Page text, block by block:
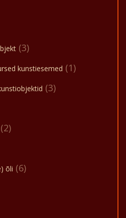
(3)
kunstiesemed (1)
(3)
(2)
õli (6)